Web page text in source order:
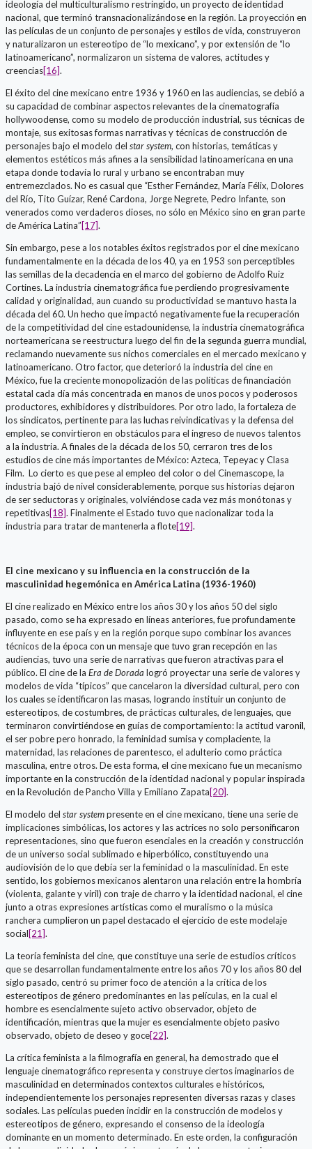
ideología del multiculturalismo restringido, un proyecto de identidad
nacional, que terminó transnacionalizándose en la región. La proyección en
las películas de un conjunto de personajes y estilos de vida, construyeron
y naturalizaron un estereotipo de “lo mexicano”, y por extensión de “lo
latinoamericano”, normalizaron un sistema de valores, actitudes y
creencias[16].
El éxito del cine mexicano entre 1936 y 1960 en las audiencias, se debió a
su capacidad de combinar aspectos relevantes de la cinematografía
hollywoodense, como su modelo de producción industrial, sus técnicas de
montaje, sus exitosas formas narrativas y técnicas de construcción de
personajes bajo el modelo del star system, con historias, temáticas y
elementos estéticos más afines a la sensibilidad latinoamericana en una
etapa donde todavía lo rural y urbano se encontraban muy
entremezclados. No es casual que “Esther Fernández, María Félix, Dolores
del Río, Tito Guízar, René Cardona, Jorge Negrete, Pedro Infante, son
venerados como verdaderos dioses, no sólo en México sino en gran parte
de América Latina”[17].
Sin embargo, pese a los notables éxitos registrados por el cine mexicano
fundamentalmente en la década de los 40, ya en 1953 son perceptibles
las semillas de la decadencia en el marco del gobierno de Adolfo Ruiz
Cortines. La industria cinematográfica fue perdiendo progresivamente
calidad y originalidad, aun cuando su productividad se mantuvo hasta la
década del 60. Un hecho que impactó negativamente fue la recuperación
de la competitividad del cine estadounidense, la industria cinematográfica
norteamericana se reestructura luego del fin de la segunda guerra mundial,
reclamando nuevamente sus nichos comerciales en el mercado mexicano y
latinoamericano. Otro factor, que deterioró la industria del cine en
México, fue la creciente monopolización de las políticas de financiación
estatal cada día más concentrada en manos de unos pocos y poderosos
productores, exhibidores y distribuidores. Por otro lado, la fortaleza de
los sindicatos, pertinente para las luchas reivindicativas y la defensa del
empleo, se convirtieron en obstáculos para el ingreso de nuevos talentos
a la industria. A finales de la década de los 50, cerraron tres de los
estudios de cine más importantes de México: Azteca, Tepeyac y Clasa
Film. Lo cierto es que pese al empleo del color o del Cinemascope, la
industria bajó de nivel considerablemente, porque sus historias dejaron
de ser seductoras y originales, volviéndose cada vez más monótonas y
repetitivas[18]. Finalmente el Estado tuvo que nacionalizar toda la
industria para tratar de mantenerla a flote[19].
El cine mexicano y su influencia en la construcción de la
masculinidad hegemónica en América Latina (1936-1960)
El cine realizado en México entre los años 30 y los años 50 del siglo
pasado, como se ha expresado en líneas anteriores, fue profundamente
influyente en ese país y en la región porque supo combinar los avances
técnicos de la época con un mensaje que tuvo gran recepción en las
audiencias, tuvo una serie de narrativas que fueron atractivas para el
público. El cine de la Era de Dorada logró proyectar una serie de valores y
modelos de vida “típicos” que cancelaron la diversidad cultural, pero con
los cuales se identificaron las masas, logrando instituir un conjunto de
estereotipos, de costumbres, de prácticas culturales, de lenguajes, que
terminaron convirtiéndose en guías de comportamiento: la actitud varonil,
el ser pobre pero honrado, la feminidad sumisa y complaciente, la
maternidad, las relaciones de parentesco, el adulterio como práctica
masculina, entre otros. De esta forma, el cine mexicano fue un mecanismo
importante en la construcción de la identidad nacional y popular inspirada
en la Revolución de Pancho Villa y Emiliano Zapata[20].
El modelo del star systempresente en el cine mexicano, tiene una serie de
implicaciones simbólicas, los actores y las actrices no solo personificaron
representaciones, sino que fueron esenciales en la creación y construcción
de un universo social sublimado e hiperbólico, constituyendo una
audiovisión de lo que debía ser la feminidad o la masculinidad. En este
sentido, los gobiernos mexicanos alentaron una relación entre la hombría
(violenta, galante y viril) con traje de charro y la identidad nacional, el cine
junto a otras expresiones artísticas como el muralismo o la música
ranchera cumplieron un papel destacado el ejercicio de este modelaje
social[21].
La teoría feminista del cine, que constituye una serie de estudios críticos
que se desarrollan fundamentalmente entre los años 70 y los años 80 del
siglo pasado, centró su primer foco de atención a la crítica de los
estereotipos de género predominantes en las películas, en la cual el
hombre es esencialmente sujeto activo observador, objeto de
identificación, mientras que la mujer es esencialmente objeto pasivo
observado, objeto de deseo y goce[22].
La crítica feminista a la filmografía en general, ha demostrado que el
lenguaje cinematográfico representa y construye ciertos imaginarios de
masculinidad en determinados contextos culturales e históricos,
independientemente los personajes representen diversas razas y clases
sociales. Las películas pueden incidir en la construcción de modelos y
estereotipos de género, expresando el consenso de la ideología
dominante en un momento determinado. En este orden, la configuración